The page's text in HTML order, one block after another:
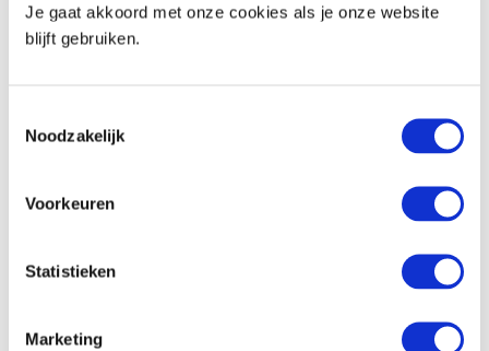
Je gaat akkoord met onze cookies als je onze website
blijft gebruiken.
Noodzakelijk
Voorkeuren
Statistieken
Marketing
heuptasje.
Online circuleren een hoop creatieve tips om je